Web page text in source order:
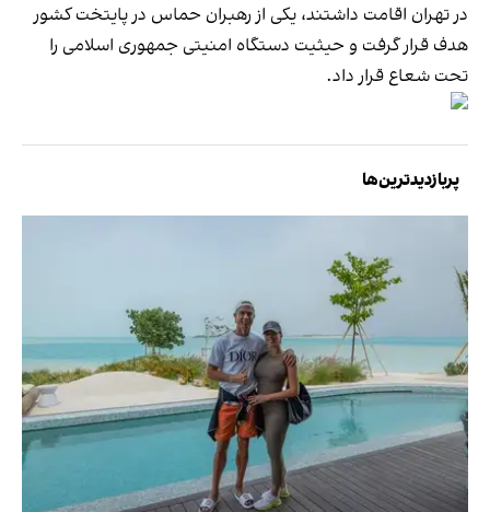
در تهران اقامت داشتند، یکی از رهبران حماس در پایتخت کشور
هدف قرار گرفت و حیثیت دستگاه امنیتی جمهوری اسلامی را
تحت شعاع قرار داد.
پربازدیدترین‌ها